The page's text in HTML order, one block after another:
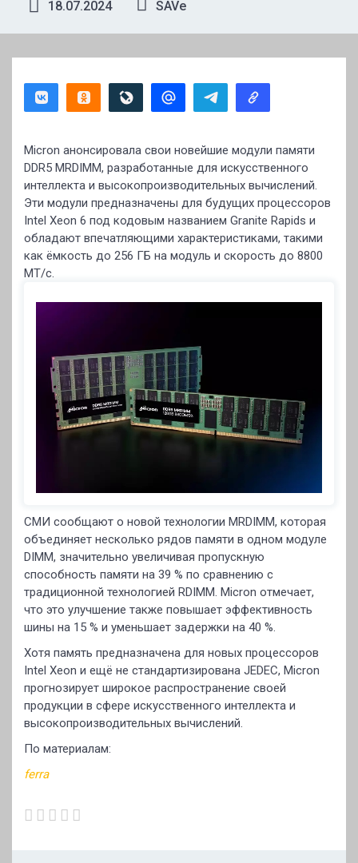
18.07.2024 SAVe
Micron анонсировала свои новейшие модули памяти
DDR5 MRDIMM, разработанные для искусственного
интеллекта и высокопроизводительных вычислений.
Эти модули предназначены для будущих процессоров
Intel Xeon 6 под кодовым названием Granite Rapids и
обладают впечатляющими характеристиками, такими
как ёмкость до 256 ГБ на модуль и скорость до 8800
MT/с.
СМИ сообщают о новой технологии MRDIMM, которая
объединяет несколько рядов памяти в одном модуле
DIMM, значительно увеличивая пропускную
способность памяти на 39 % по сравнению с
традиционной технологией RDIMM. Micron отмечает,
что это улучшение также повышает эффективность
шины на 15 % и уменьшает задержки на 40 %.
Хотя память предназначена для новых процессоров
Intel Xeon и ещё не стандартизирована JEDEC, Micron
прогнозирует широкое распространение своей
продукции в сфере искусственного интеллекта и
высокопроизводительных вычислений.
По материалам:
ferra